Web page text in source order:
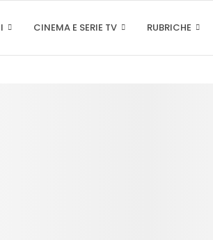
CINEMA E SERIE TV RUBRICHE